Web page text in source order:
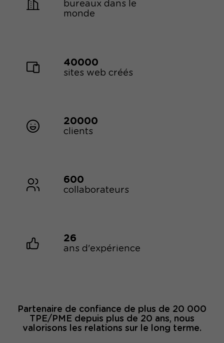
bureaux dans le
monde
40000
sites web créés
20000
clients
600
collaborateurs
26
ans d'expérience
Partenaire de confiance de plus de 20 000
TPE/PME depuis plus de 20 ans, nous
valorisons les relations sur le long terme.